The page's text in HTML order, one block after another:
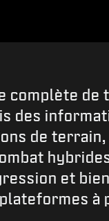
complète de
des
de
et
à